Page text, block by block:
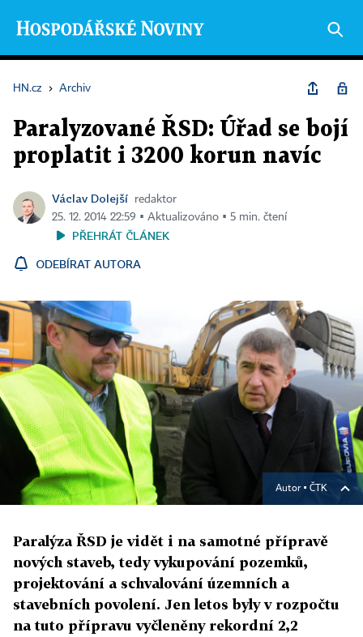
HN.cz › Archiv
Paralyzované ŘSD: Úřad se bojí
proplatit i 3200 korun navíc
Václav Dolejší
redaktor
25. 12. 2014 22:59 ▪ Aktualizováno ▪ 5 min. čtení
PŘEHRÁT ČLÁNEK
ODEBÍRAT AUTORA
Autor ▪ ČTK
Paralýza ŘSD je vidět i na samotné přípravě
nových staveb, tedy vykupování pozemků,
projektování a schvalování územních a
stavebních povolení. Jen letos byly v rozpočtu
na tuto přípravu vyčleněny rekordní 2,2